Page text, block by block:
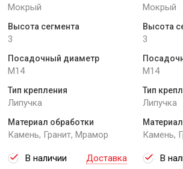
Мокрый
Высота сегмента
3
Посадочный диаметр
M14
Тип крепления
Липучка
Материал обработки
Камень, Гранит, Мрамор
В наличии Доставка
Мокрый
Высота
3
M14
Тип
Липучка
Камень,
В